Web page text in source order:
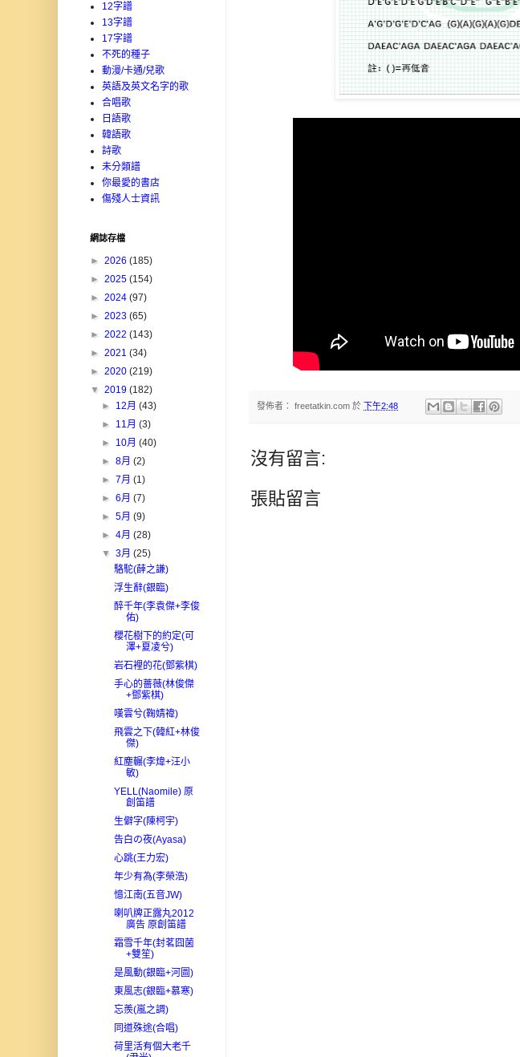
發佈者： freetatkin.com 於 下午2:48
沒有留言:
張貼留言
12字譜
13字譜
17字譜
不死的種子
動漫/卡通/兒歌
英語及英文名字的歌
合唱歌
日語歌
韓語歌
詩歌
未分類譜
你最愛的書店
傷殘人士資訊
網誌存檔
► 2026 (185)
► 2025 (154)
► 2024 (97)
► 2023 (65)
► 2022 (143)
► 2021 (34)
► 2020 (219)
▼ 2019 (182)
► 12月(43)
► 11月(3)
► 10月(40)
►8月(2)
►7月(1)
►6月(7)
►5月(9)
►4月(28)
▼3月(25)
駱駝(薛之謙)
浮生辭(銀臨)
醉千年(李袁傑+李俊
佑)
櫻花樹下的約定(可
澤+夏凌兮)
岩石裡的花(鄧紫棋)
手心的薔薇(林俊傑
+鄧紫棋)
嘆雲兮(鞠婧禕)
飛雲之下(韓紅+林俊
傑)
紅塵輾(李煒+汪小
敏)
YELL(Naomile) 原
創笛譜
生僻字(陳柯宇)
告白の夜(Ayasa)
心跳(王力宏)
年少有為(李榮浩)
憶江南(五音JW)
喇叭牌正露丸2012
廣告 原創笛譜
霜雪千年(封茗囧菌
+雙笙)
是風動(銀臨+河圖)
東風志(銀臨+慕寒)
忘羨(嵐之調)
同道殊途(合唱)
荷里活有個大老千